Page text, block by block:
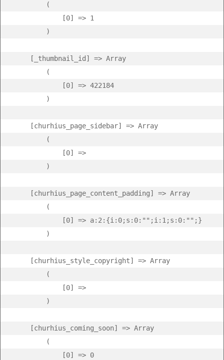
        (
            [0] => 1
        )
    [_thumbnail_id] => Array
        (
            [0] => 422184
        )
    [churhius_page_sidebar] => Array
        (
            [0] =>
        )
    [churhius_page_content_padding] => Array
        (
            [0] => a:2:{i:0;s:0:"";i:1;s:0:"";}
        )
    [churhius_style_copyright] => Array
        (
            [0] =>
        )
    [churhius_coming_soon] => Array
        (
            [0] => 0